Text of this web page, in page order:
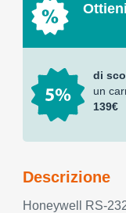
di
un
139€
Descrizione
Honeywell RS-